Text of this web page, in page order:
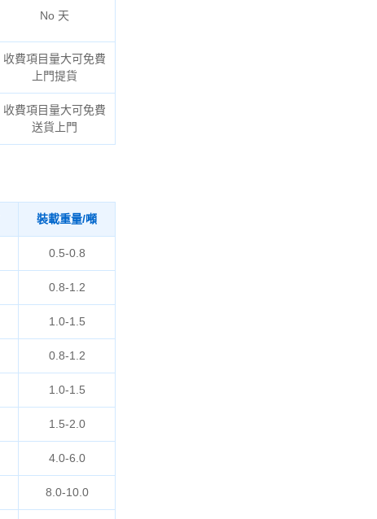
No 天
收費項目量大可免費
上門提貨
收費項目量大可免費
送貨上門
裝載重量/噸
0.5-0.8
0.8-1.2
1.0-1.5
0.8-1.2
1.0-1.5
1.5-2.0
4.0-6.0
8.0-10.0